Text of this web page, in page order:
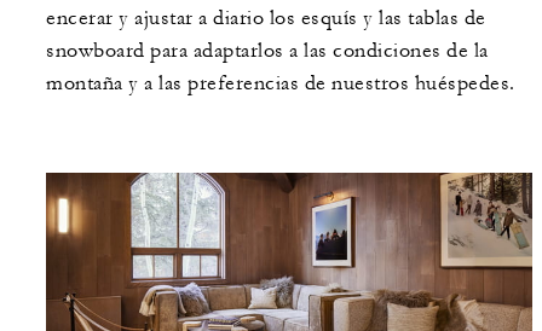
encerar y ajustar a diario los esquís y las tablas de
snowboard para adaptarlos a las condiciones de la
montaña y a las preferencias de nuestros huéspedes.